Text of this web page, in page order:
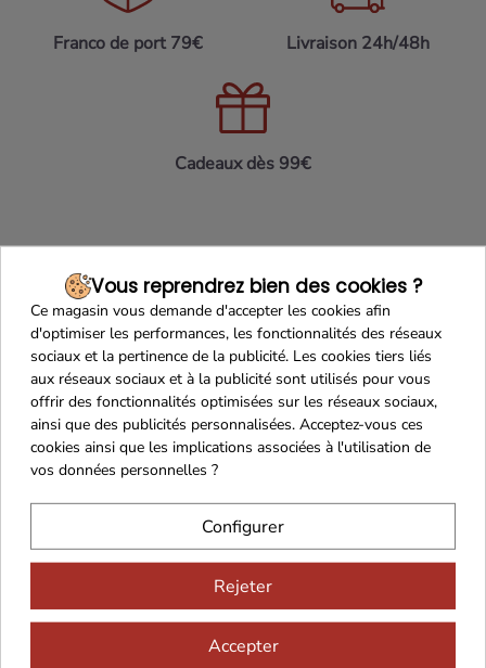
Franco de port 79€ Livraison 24h/48h
Cadeaux dès 99€
Recevez nos offres
spéciales
Vous reprendrez bien des cookies ?
Ce magasin vous demande d'accepter les cookies afin
d'optimiser les performances, les fonctionnalités des réseaux
sociaux et la pertinence de la publicité. Les cookies tiers liés
aux réseaux sociaux et à la publicité sont utilisés pour vous
offrir des fonctionnalités optimisées sur les réseaux sociaux,
ainsi que des publicités personnalisées. Acceptez-vous ces
cookies ainsi que les implications associées à l'utilisation de
vos données personnelles ?
Configurer
Rejeter
Accepter